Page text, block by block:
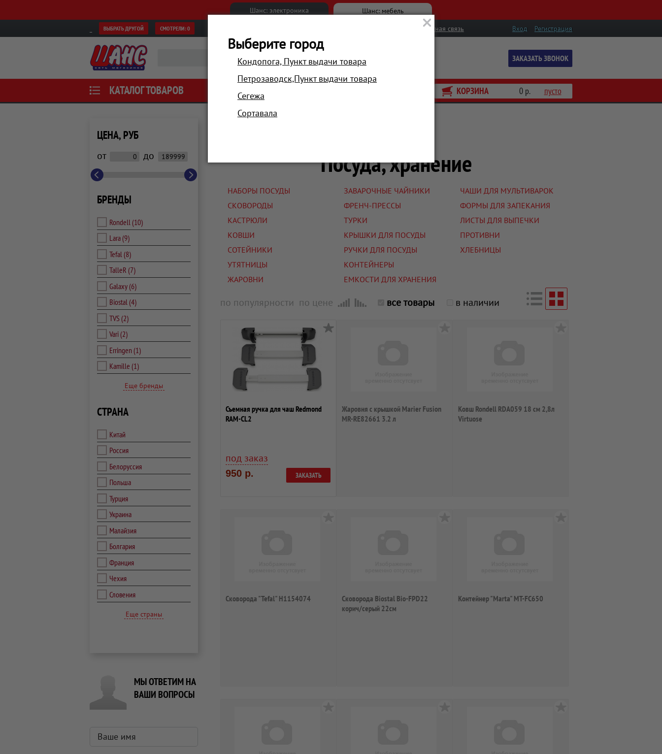
Шанс: электроника Шанс: мебель
ВЫБРАТЬ ДРУГОЙ СМОТРЕЛИ:0 Вход Регистрация
Обратная связь
ЗАКАЗАТЬ ЗВОНОК
КАТАЛОГ ТОВАРОВ АКЦИИ КОРЗИНА 0 р. пусто
ЦЕНА, РУБ
от до
БРЕНДЫ
Rondell (10)
Lara(9)
Tefal (8)
TalleR (7)
Galaxy(6)
Biostal(4)
TVS (2)
Vari(2)
Erringen (1)
Kamille (1)
Еще бренды
СТРАНА
Китай
Россия
Белоруссия
Польша
Турция
Украина
Малайзия
Болгария
Франция
Чехия
Словения
Еще страны
МЫ ОТВЕТИМ НА
ВАШИ ВОПРОСЫ
Посуда, хранение
НАБОРЫ ПОСУДЫ
СКОВОРОДЫ
КАСТРЮЛИ
КОВШИ
СОТЕЙНИКИ
УТЯТНИЦЫ
ЖАРОВНИ
ЗАВАРОЧНЫЕ ЧАЙНИКИ
ФРЕНЧ-ПРЕССЫ
ТУРКИ
КРЫШКИ ДЛЯ ПОСУДЫ
РУЧКИ ДЛЯ ПОСУДЫ
КОНТЕЙНЕРЫ
ЕМКОСТИ ДЛЯ ХРАНЕНИЯ
ЧАШИ ДЛЯ МУЛЬТИВАРОК
ФОРМЫ ДЛЯ ЗАПЕКАНИЯ
ЛИСТЫ ДЛЯ ВЫПЕЧКИ
ПРОТИВНИ
ХЛЕБНИЦЫ
по популярности по цене все товары в наличии
Съемная ручка для чаш Redmond
RAM-CL2
под заказ
950 р. ЗАКАЗАТЬ
Жаровня с крышкой Marier Fusion
MR-RE82661 3.2 л
Ковш Rondell RDA059 18 см 2,8л
Virtuose
Сковорода "Tefal" H1154074
Сковорода Biostal Bio-FPD22
корич/серый 22см
Контейнер "Marta" MT-FC650
Выберите город
Кондопога, Пункт выдачи товара
Петрозаводск,Пункт выдачи товара
Сегежа
Сортавала